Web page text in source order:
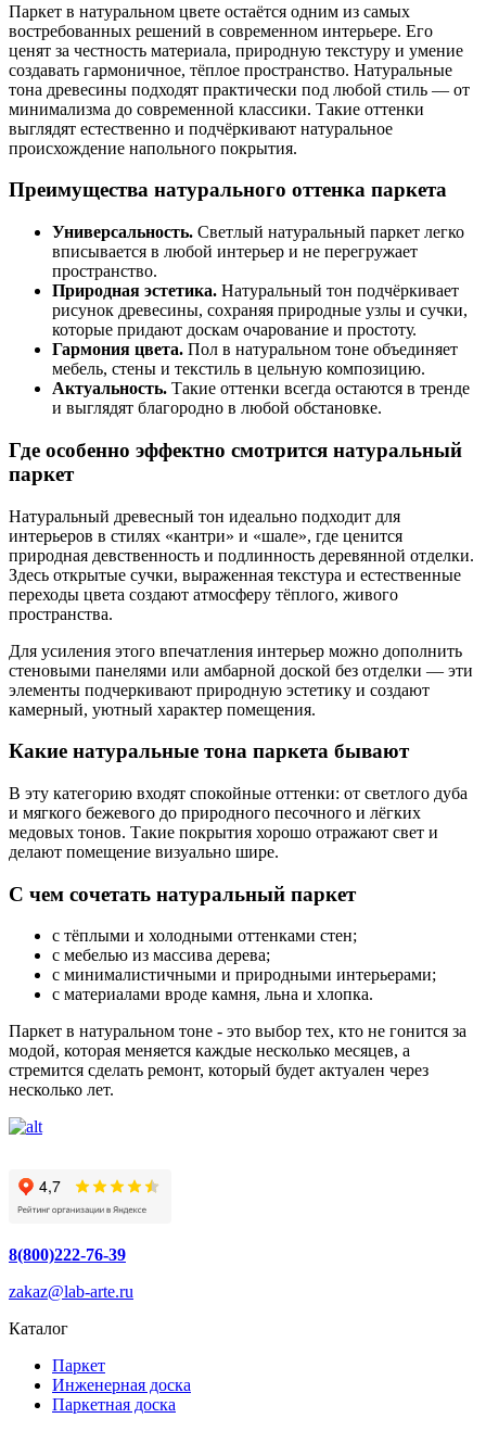
Паркет в натуральном цвете остаётся одним из самых
востребованных решений в современном интерьере. Его
ценят за честность материала, природную текстуру и умение
создавать гармоничное, тёплое пространство. Натуральные
тона древесины подходят практически под любой стиль — от
минимализма до современной классики. Такие оттенки
выглядят естественно и подчёркивают натуральное
происхождение напольного покрытия.
Преимущества натурального оттенка паркета
Универсальность. Светлый натуральный паркет легко
вписывается в любой интерьер и не перегружает
пространство.
Природная эстетика. Натуральный тон подчёркивает
рисунок древесины, сохраняя природные узлы и сучки,
которые придают доскам очарование и простоту.
Гармония цвета. Пол в натуральном тоне объединяет
мебель, стены и текстиль в цельную композицию.
Актуальность. Такие оттенки всегда остаются в тренде
и выглядят благородно в любой обстановке.
Где особенно эффектно смотрится натуральный
паркет
Натуральный древесный тон идеально подходит для
интерьеров в стилях «кантри» и «шале», где ценится
природная девственность и подлинность деревянной отделки.
Здесь открытые сучки, выраженная текстура и естественные
переходы цвета создают атмосферу тёплого, живого
пространства.
Для усиления этого впечатления интерьер можно дополнить
стеновыми панелями или амбарной доской без отделки — эти
элементы подчеркивают природную эстетику и создают
камерный, уютный характер помещения.
Какие натуральные тона паркета бывают
В эту категорию входят спокойные оттенки: от светлого дуба
и мягкого бежевого до природного песочного и лёгких
медовых тонов. Такие покрытия хорошо отражают свет и
делают помещение визуально шире.
С чем сочетать натуральный паркет
с тёплыми и холодными оттенками стен;
с мебелью из массива дерева;
с минималистичными и природными интерьерами;
с материалами вроде камня, льна и хлопка.
Паркет в натуральном тоне - это выбор тех, кто не гонится за
модой, которая меняется каждые несколько месяцев, а
стремится сделать ремонт, который будет актуален через
несколько лет.
8(800)222-76-39
zakaz@lab-arte.ru
Каталог
Паркет
Инженерная доска
Паркетная доска